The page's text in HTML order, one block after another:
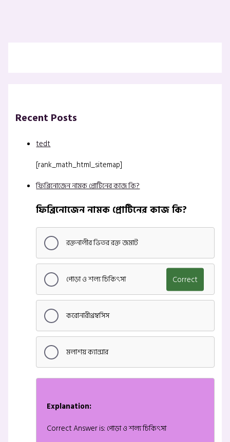
Recent Posts
tedt
[rank_math_html_sitemap]
ফিব্রিনোজেন নামক প্রোটিনের কাজ কি?
ফিব্রিনোজেন নামক প্রোটিনের কাজ কি?
রক্তনালীর ভিতর রক্ত জমাট
পোড়া ও শল্য চিকিৎসা Correct
করোনারীথ্রম্বসিস
মলাশয় ক্যান্সার
Explanation:
Correct Answer is: পোড়া ও শল্য চিকিৎসা